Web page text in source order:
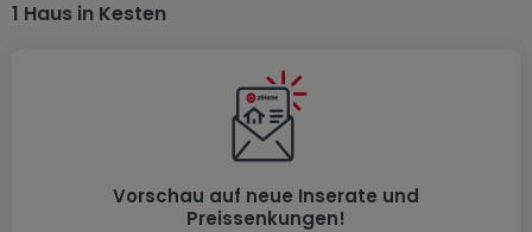
1 Haus in Kesten
Vorschau auf neue Inserate und
Preissenkungen!